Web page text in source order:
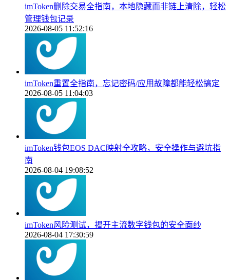
imToken删除交易全指南，本地隐藏而非链上清除，轻松
管理钱包记录
2026-08-05 11:52:16
imToken重置全指南，忘记密码/应用故障都能轻松搞定
2026-08-05 11:04:03
imToken钱包EOS DAC映射全攻略，安全操作与避坑指
南
2026-08-04 19:08:52
imToken风险测试，揭开主流数字钱包的安全面纱
2026-08-04 17:30:59